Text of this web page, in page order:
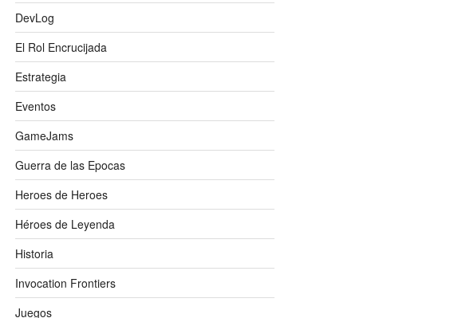
DevLog
El Rol Encrucijada
Estrategia
Eventos
GameJams
Guerra de las Epocas
Heroes de Heroes
Héroes de Leyenda
Historia
Invocation Frontiers
Juegos